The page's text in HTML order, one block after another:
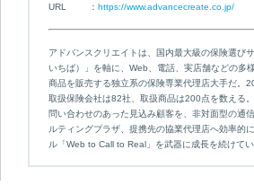
URL
https://www.advancecreate.co.jp/
アドバンスクリエイトは、国内最大級の保険選び
いちば）」を軸に、Web、電話、実店舗などの多
商品を販売する独立系の保険専業代理店大手だ。
取扱保険会社は82社、取扱商品は200点を数える
問い合わせのあった見込み顧客を、非対面型の通
ルティングプラザ、提携先の協業代理店へ効率的
ル「Web to Call to Real」を武器に成長を続けてい